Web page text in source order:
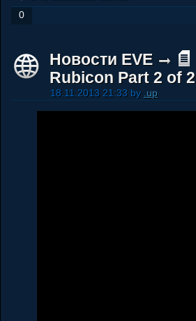
0
Новости EVE
Rubicon Part 2 of 2
18.11.2013 21:33 by .up